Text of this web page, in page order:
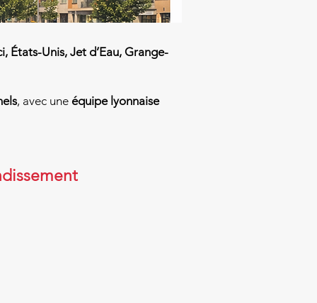
États-Unis, Jet d’Eau, Grange-
, avec une équipe lyonnaise